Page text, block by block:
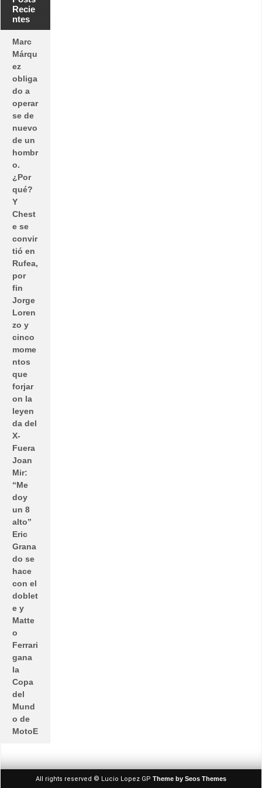
Recie
ntes
Marc
Márqu
ez
obliga
do a
operar
se de
nuevo
de un
hombr
o.
¿Por
qué?
Y
Chest
e se
convir
tió en
Rufea,
por
fin
Jorge
Loren
zo y
cinco
mome
ntos
que
forjar
on la
leyen
da del
X-
Fuera
Joan
Mir:
“Me
doy
un 8
alto”
Eric
Grana
do se
hace
con el
doblet
e y
Matte
o
Ferrari
gana
la
Copa
del
Mund
o de
MotoE
All rights reserved © Lucio Lopez GP Theme by Seos Themes